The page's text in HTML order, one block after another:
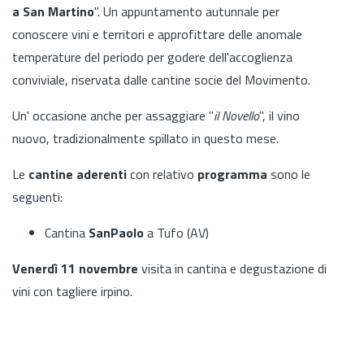
a San Martino". Un appuntamento autunnale per
conoscere vini e territori e approfittare delle anomale
temperature del periodo per godere dell'accoglienza
conviviale, riservata dalle cantine socie del Movimento.
Un' occasione anche per assaggiare "il Novello", il vino
nuovo, tradizionalmente spillato in questo mese.
Le cantine aderenticon relativo programma sono le
seguenti:
Cantina SanPaoloa Tufo (AV)
Venerdì 11 novembre visita in cantina e degustazione di
vini con tagliere irpino.